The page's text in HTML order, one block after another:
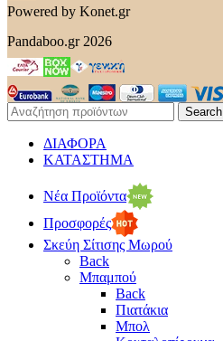
Powered by Konet.gr
Pandaboo.gr 2026
Search
ΔΙΑΦΟΡΑ
ΚΑΤΑΣΤΗΜΑ
Νέα Προϊόντα
Προσφορές
Σκεύη Σίτισης Μωρού
Back
Μπαμπού
Back
Πιατάκια
Μπολ